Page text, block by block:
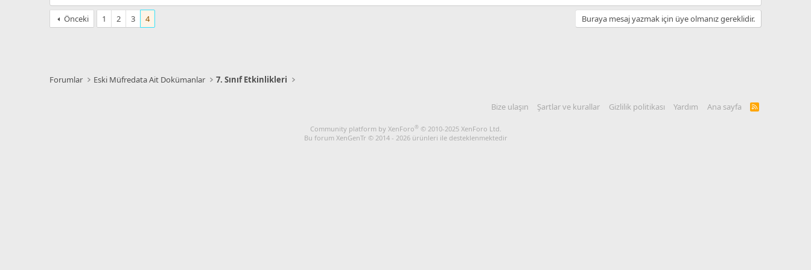
Önceki 1 2 3 4 Buraya mesaj yazmak için üye olmanız gereklidir.
Forumlar Eski Müfredata Ait Dokümanlar 7. Sınıf Etkinlikleri
Bize ulaşın Şartlar ve kurallar Gizlilik politikası Yardım Ana sayfa
R
Community platform by XenForo® © 2010-2025 XenForo Ltd.
Bu forum XenGenTr © 2014 - 2026 ürünleri ile desteklenmektedir